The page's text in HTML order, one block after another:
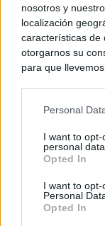
nosotros y
localización
características de
otorgarnos su
para que
negar su
de su
rechazar tal
cualquier
visitando nuestra
Personal
I want to
personal data.
Opted In
I want to
Personal
Opted In